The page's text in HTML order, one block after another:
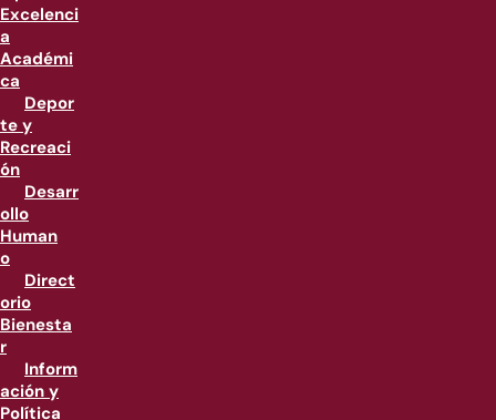
Excelenci
a
Académi
ca
Depor
te y
Recreaci
ón
Desarr
ollo
Human
o
Direct
orio
Bienesta
r
Inform
ación y
Política